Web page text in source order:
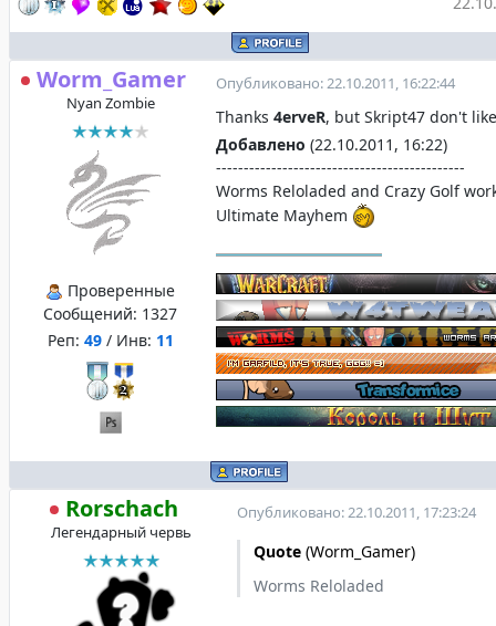
Worm_Gamer
Nyan Zombie
Проверенные
Сообщений: 1327
Реп: 49/ Инв: 11
Опубликовано: 22.10.2011, 16:22:44
Thanks 4erveR, but Skript47 don't
Добавлено (22.10.2011, 16:22)
---------------------------------------------
Worms Reloladed and Crazy Golf
Ultimate Mayhem
Rorschach
Легендарный червь
Опубликовано: 22.10.2011, 17:23:24
Quote (Worm_Gamer)
Worms Reloladed